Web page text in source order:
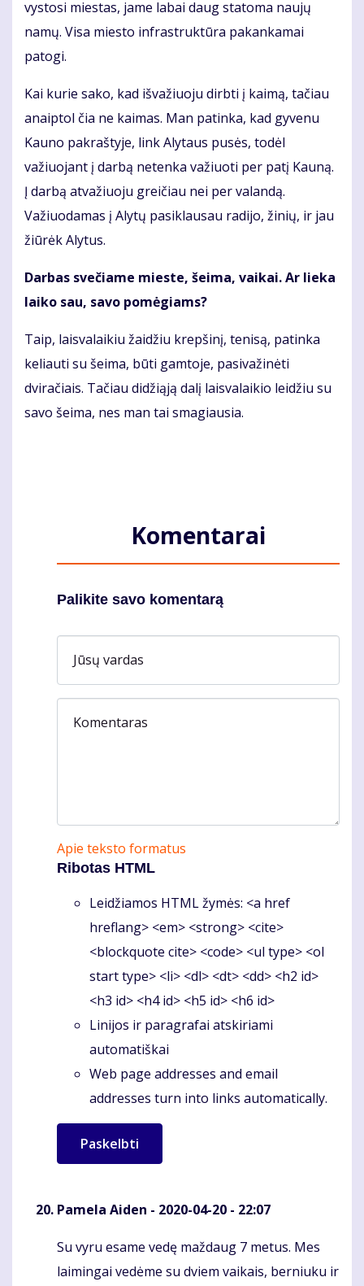
vystosi miestas, jame labai daug statoma naujų
namų. Visa miesto infrastruktūra pakankamai
patogi.
Kai kurie sako, kad išvažiuoju dirbti į kaimą, tačiau
anaiptol čia ne kaimas. Man patinka, kad gyvenu
Kauno pakraštyje, link Alytaus pusės, todėl
važiuojant į darbą netenka važiuoti per patį Kauną.
Į darbą atvažiuoju greičiau nei per valandą.
Važiuodamas į Alytų pasiklausau radijo, žinių, ir jau
žiūrėk Alytus.
Darbas svečiame mieste, šeima, vaikai. Ar lieka
laiko sau, savo pomėgiams?
Taip, laisvalaikiu žaidžiu krepšinį, tenisą, patinka
keliauti su šeima, būti gamtoje, pasivažinėti
dviračiais. Tačiau didžiąją dalį laisvalaikio leidžiu su
savo šeima, nes man tai smagiausia.
Komentarai
Palikite savo komentarą
Jūsų vardas
Komentaras
Apie teksto formatus
Ribotas HTML
Leidžiamos HTML žymės: <a href
hreflang> <em> <strong> <cite>
<blockquote cite> <code> <ul type> <ol
start type> <li> <dl> <dt> <dd> <h2 id>
<h3 id> <h4 id> <h5 id> <h6 id>
Linijos ir paragrafai atskiriami
automatiškai
Web page addresses and email
addresses turn into links automatically.
Pamela Aiden - 2020-04-20 - 22:07
Komentaras
Su vyru esame vedę maždaug 7 metus. Mes
laimingai vedėme su dviem vaikais, berniuku ir